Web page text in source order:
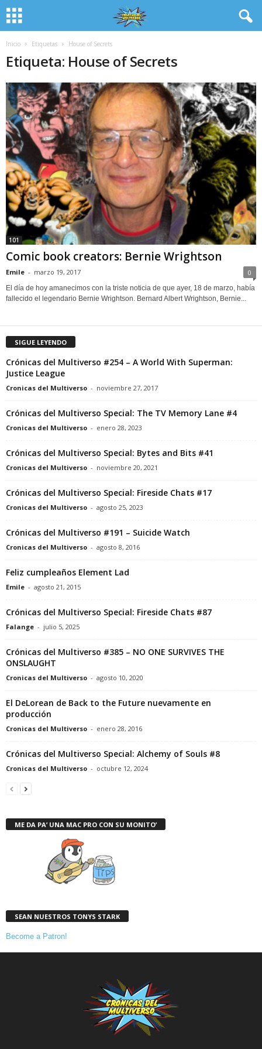
Inicio Etiquetas House of Secrets
Etiqueta: House of Secrets
101
Comic book creators: Bernie Wrightson
Emile - marzo 19, 2017 0
El día de hoy amanecimos con la triste noticia de que ayer, 18 de marzo, había
fallecido el legendario Bernie Wrightson. Bernard Albert Wrightson, Bernie...
SIGUE LEYENDO
Crónicas del Multiverso #254 – A World With Superman:
Justice League
Cronicas del Multiverso - noviembre 27, 2017
Crónicas del Multiverso Special: The TV Memory Lane #4
Cronicas del Multiverso - enero 28, 2023
Crónicas del Multiverso Special: Bytes and Bits #41
Cronicas del Multiverso - noviembre 20, 2021
Crónicas del Multiverso Special: Fireside Chats #17
Cronicas del Multiverso - agosto 25, 2023
Crónicas del Multiverso #191 – Suicide Watch
Cronicas del Multiverso - agosto 8, 2016
Feliz cumpleaños Element Lad
Emile - agosto 21, 2015
Crónicas del Multiverso Special: Fireside Chats #87
Falange - julio 5, 2025
Crónicas del Multiverso #385 – NO ONE SURVIVES THE
ONSLAUGHT
Cronicas del Multiverso - agosto 10, 2020
El DeLorean de Back to the Future nuevamente en
producción
Cronicas del Multiverso - enero 28, 2016
Crónicas del Multiverso Special: Alchemy of Souls #8
Cronicas del Multiverso - octubre 12, 2024
ME DA PA’ UNA MAC PRO CON SU MONITO’
SEAN NUESTROS TONYS STARK
Become a Patron!